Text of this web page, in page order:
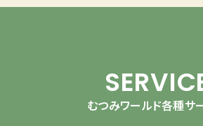
むつみワールド各種サ